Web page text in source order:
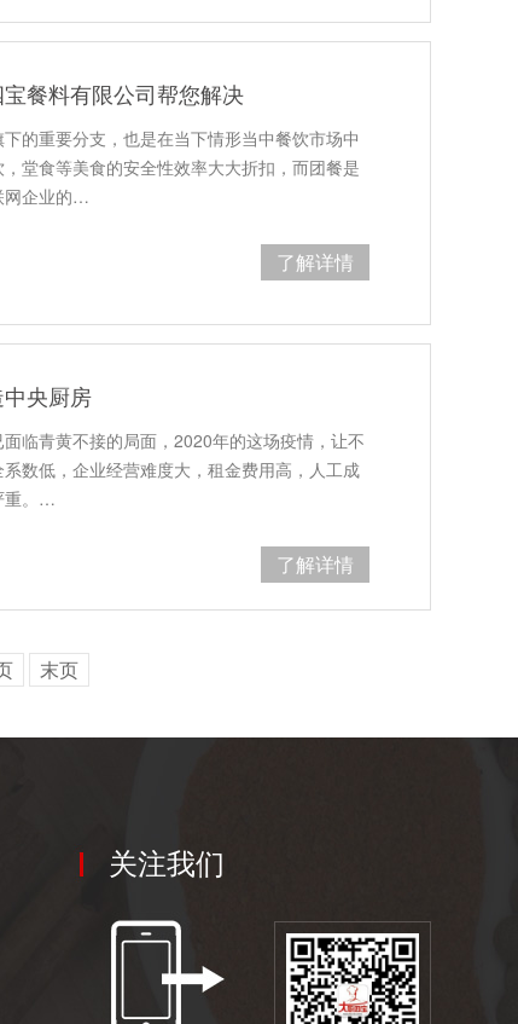
餐料有限公司帮您解决
的重要分支，也是在当下情形当中餐饮市场中
堂食等美食的安全性效率大大折扣，而团餐是
网企业的…
了解详情
央厨房
临青黄不接的局面，2020年的这场疫情，让不
数低，企业经营难度大，租金费用高，人工成
重。…
了解详情
末页
关注我们